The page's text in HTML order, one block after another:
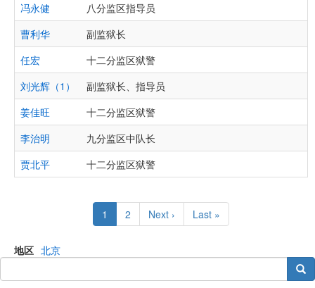
冯永健
八分监区指导员
曹利华
副监狱长
任宏
十二分监区狱警
刘光辉（1）
副监狱长、指导员
姜佳旺
十二分监区狱警
李治明
九分监区中队长
贾北平
十二分监区狱警
Current
page
1 Page
2
Next
page
Next ›
Last
page
Last »
地区 北京
搜索